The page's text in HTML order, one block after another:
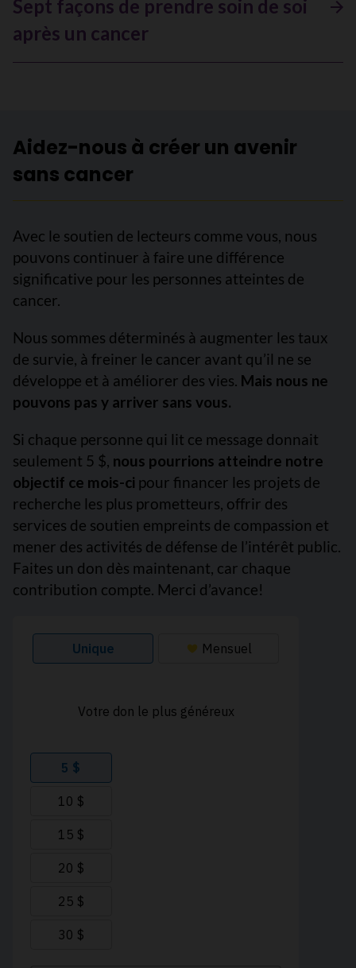
Sept façons de prendre soin de soi
après un cancer
Aidez-nous à créer un avenir
sans cancer
Avec le soutien de lecteurs comme vous, nous
pouvons continuer à faire une différence
significative pour les personnes atteintes de
cancer.
Nous sommes déterminés à augmenter les taux
de survie, à freiner le cancer avant qu’il ne se
développe et à améliorer des vies. Mais nous ne
pouvons pas y arriver sans vous.
Si chaque personne qui lit ce message donnait
seulement 5 $, nous pourrions atteindre notre
objectif ce mois-ci pour financer les projets de
recherche les plus prometteurs, offrir des
services de soutien empreints de compassion et
mener des activités de défense de l’intérêt public.
Faites un don dès maintenant, car chaque
contribution compte. Merci d’avance!